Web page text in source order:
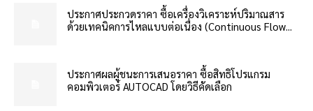
ประกาศประกวดราคา ซื้อเครื่องวิเคราะห์ปริมาณสาร
ด้วยเทคนิคการไหลแบบต่อเนื่อง (Continuous Flow...
ประกาศผลผู้ชนะการเสนอราคา ซื้อสิทธิโปรแกรม
คอมพิวเตอร์ AUTOCAD โดยวิธีคัดเลือก